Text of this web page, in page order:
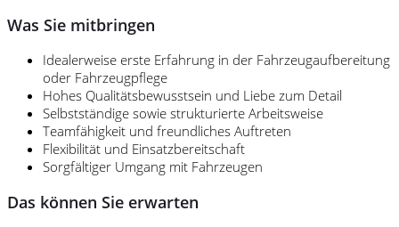
Was Sie mitbringen
Idealerweise erste Erfahrung in der Fahrzeugaufbereitung
oder Fahrzeugpflege
Hohes Qualitätsbewusstsein und Liebe zum Detail
Selbstständige sowie strukturierte Arbeitsweise
Teamfähigkeit und freundliches Auftreten
Flexibilität und Einsatzbereitschaft
Sorgfältiger Umgang mit Fahrzeugen
Das können Sie erwarten